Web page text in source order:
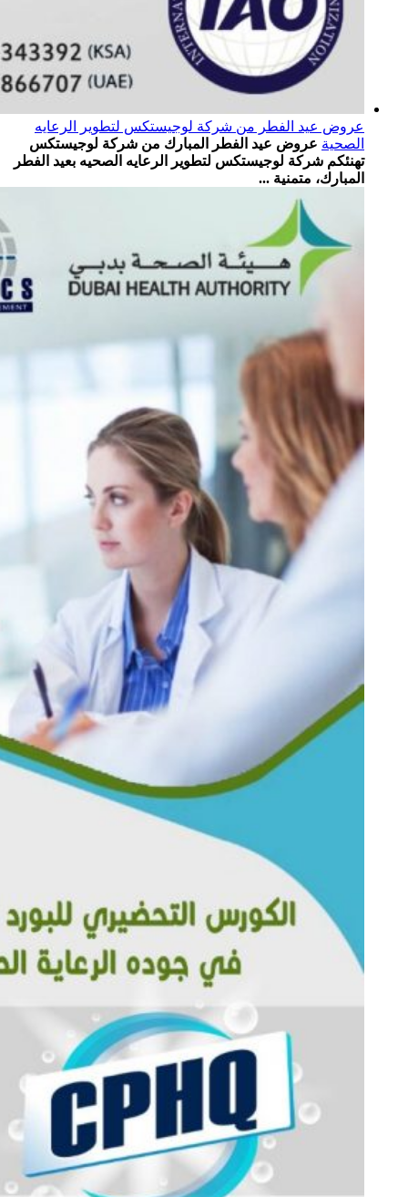
عروض عيد الفطر من شركة لوجيستكس لتطوير الرعايه
الصحية عروض عيد الفطر المبارك من شركة لوجيستكس
تهنئكم شركة لوجيستكس لتطوير الرعايه الصحيه بعيد الفطر
المبارك، متمنية ...